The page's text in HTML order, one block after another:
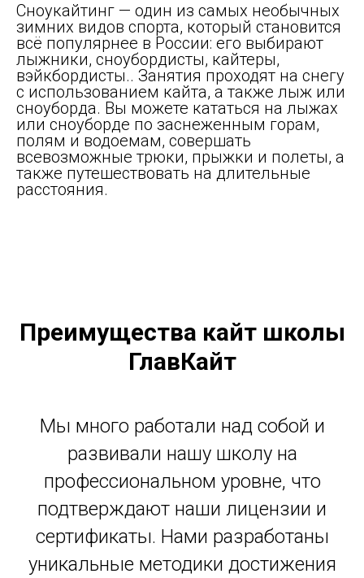
Сноукайтинг — один из самых необычных
зимних видов спорта, который становится
всё популярнее в России: его выбирают
лыжники, сноубордисты, кайтеры,
вэйкбордисты.. Занятия проходят на снегу
с использованием кайта, а также лыж или
сноуборда. Вы можете кататься на лыжах
или сноуборде по заснеженным горам,
полям и водоемам, совершать
всевозможные трюки, прыжки и полеты, а
также путешествовать на длительные
расстояния.
Преимущества кайт школы
ГлавКайт
Мы много работали над собой и
развивали нашу школу на
профессиональном уровне, что
подтверждают наши лицензии и
сертификаты. Нами разработаны
уникальные методики достижения